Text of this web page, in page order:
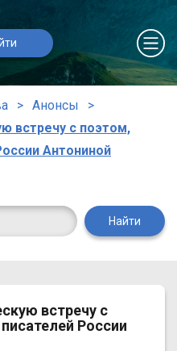
Анонсы
встречу с поэтом,
Антониной
Найти
встречу с
России